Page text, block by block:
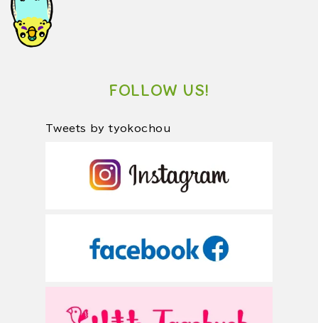
FOLLOW US!
Tweets by tyokochou